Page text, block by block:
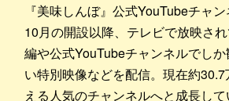
『美味しんぼ』公式YouTubeチャ
10月の開設以降、テレビで放映さ
編や公式YouTubeチャンネルでし
い特別映像などを配信。現在約
える人気のチャンネルへと成長して